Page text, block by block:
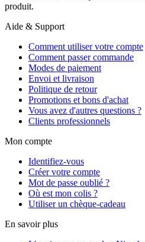
produit.
Aide & Support
Comment utiliser votre compte
Comment passer commande
Modes de paiement
Envoi et livraison
Politique de retour
Promotions et bons d'achat
Vous avez d'autres questions ?
Clients professionnels
Mon compte
Identifiez-vous
Créer votre compte
Mot de passe oublié ?
Où est mon colis ?
Utiliser un chèque-cadeau
En savoir plus